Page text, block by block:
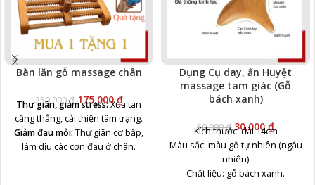
Bàn lăn gỗ massage chân
250,000₫ 175,000₫
Thư giãn, giảm stress:Xua tan
căng thẳng, cải thiện tâm trạng.
Giảm đau mỏi: Thư giãn cơ bắp,
làm dịu các cơn đau ở chân.
Dụng Cụ day, ấn Huyệt
massage tam giác (Gỗ
bách xanh)
50,000₫ 30,000₫
Kích thước: dài 14cm
Màu sắc: màu gỗ tự nhiên (ngẫu
nhiên)
Chất liệu: gỗ bách xanh.